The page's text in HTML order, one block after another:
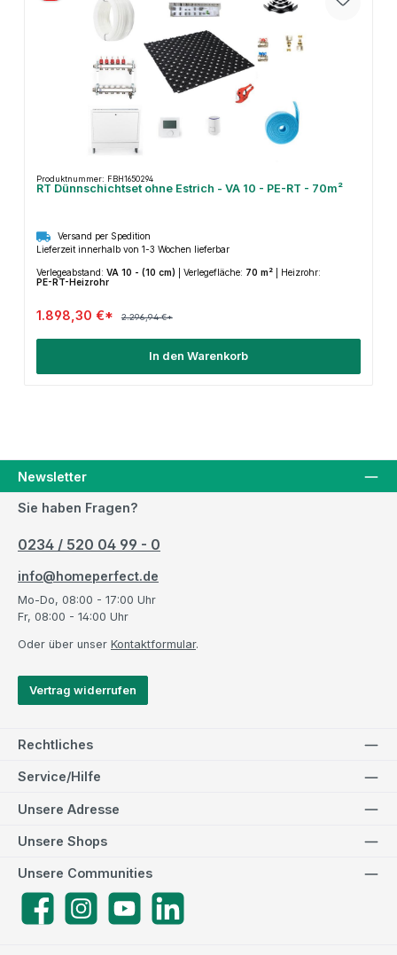
Produktnummer: FBH1650294
RT Dünnschichtset ohne Estrich - VA 10 - PE-RT - 70m²
Versand per Spedition
Lieferzeit innerhalb von 1-3 Wochen lieferbar
Verlegeabstand: VA 10 - (10 cm) Verlegefläche: 70 m²
Heizrohr:
PE-RT-Heizrohr
1.898,30 €* 2.296,94 €*
In den Warenkorb
Newsletter
Sie haben Fragen?
0234 / 520 04 99 - 0
info@homeperfect.de
Mo-Do, 08:00 - 17:00 Uhr
Fr, 08:00 - 14:00 Uhr
Oder über unser Kontaktformular.
Vertrag widerrufen
Rechtliches
Service/Hilfe
Unsere Adresse
Unsere Communities
FacebookInstagramYouTube
Unsere Shops